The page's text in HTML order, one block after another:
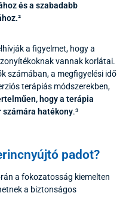
és a szabadabb
a figyelmet, hogy a
vannak korlátai.
számában, a megfigyelési idő
terápiás módszerekben,
hogy a terápia
hatékony.³
padot?
a fokozatosság kiemelten
a biztonságos